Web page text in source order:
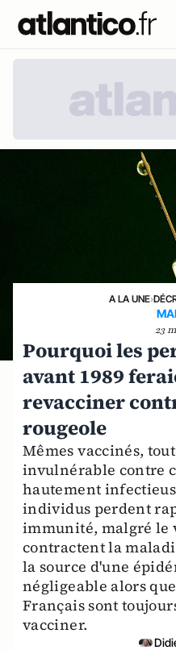
A LA UNE›
23
Pourquoi les
avant 1989
revacciner
rougeole
Mêmes vaccinés,
invulnérable contre
hautement
individus perdent
immunité, malgré le
contractent la
la source d'une
négligeable alors
Français sont
vacciner.